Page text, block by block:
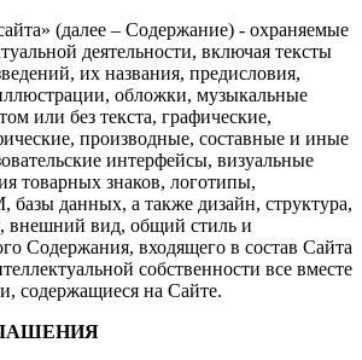
(далее – Содержание) - охраняемые
деятельности, включая тексты
их названия, предисловия,
обложки, музыкальные
или без текста, графические,
производные, составные и иные
интерфейсы, визуальные
товарных знаков, логотипы,
данных, а также дизайн, структура,
внешний вид, общий стиль и
Содержания, входящего в состав Сайта
собственности все вместе
содержащиеся на Сайте.